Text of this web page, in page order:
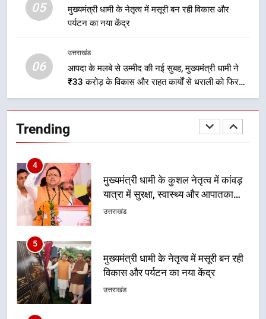
05
मुख्यमंत्री धामी के नेतृत्व में मसूरी बन रही विकास और
पर्यटन का नया केंद्र
06
उत्तराखंड
आपदा के मलबे से उम्मीद की नई सुबह, मुख्यमंत्री धामी ने
₹33 करोड़ के विकास और राहत कार्यों से धराली को फिर
खड़ा कर बनाया भरोसे का प्रतीक
Trending
3
मुख्यमंत्री धामी के प्रयासों से बनबसा रेलवे
यात्रा में सुरक्षा, स्वास्थ्य और आपातकालीन
सेवाओं की बनी मजबूत व्यवस्था
5
मुख्यमंत्री धामी के नेतृत्व में मसूरी बन रही
विकास और पर्यटन का नया केंद्र
उत्तराखंड
6
आपदा के मलबे से उम्मीद की नई सुबह,
मुख्यमंत्री धामी ने ₹33 करोड़ के विकास
और राहत कार्यों से धराली को फिर खड़ा
उत्तराखंड